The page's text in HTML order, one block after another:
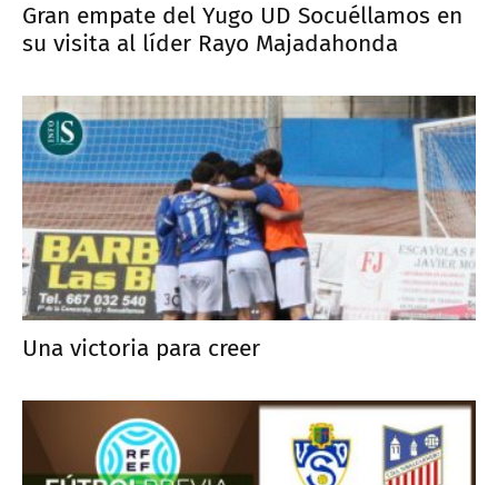
Gran empate del Yugo UD Socuéllamos en
su visita al líder Rayo Majadahonda
Una victoria para creer